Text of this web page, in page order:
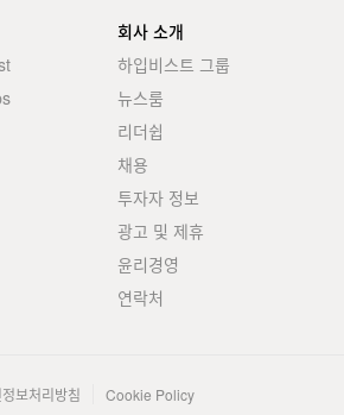
회사 소개
하입비스트 그룹
뉴스룸
리더쉽
채용
투자자 정보
광고 및 제휴
윤리경영
연락처
보처리방침 Cookie Policy